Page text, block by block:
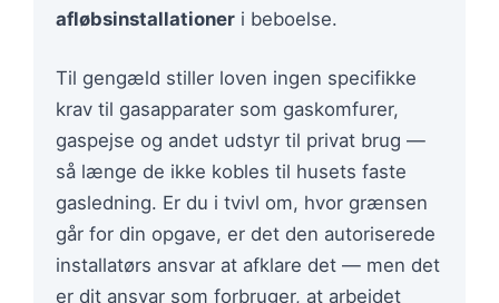
afløbsinstallationer i beboelse.
Til gengæld stiller loven ingen specifikke
krav til gasapparater som gaskomfurer,
gaspejse og andet udstyr til privat brug —
så længe de ikke kobles til husets faste
gasledning. Er du i tvivl om, hvor grænsen
går for din opgave, er det den autoriserede
installatørs ansvar at afklare det — men det
er dit ansvar som forbruger, at arbejdet